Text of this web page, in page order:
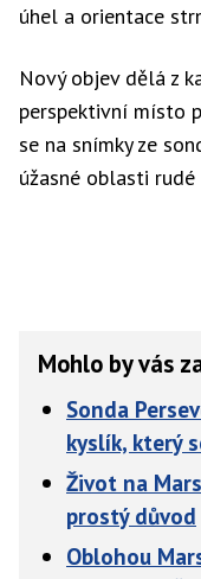
úhel a orientace
Nový objev dělá z
perspektivní místo
se na snímky ze
úžasné oblasti rudé
Mohlo by vás
Sonda
kyslík, který
Život na
prostý důvod
Oblohou